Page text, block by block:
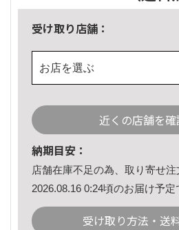
受け取り店舗：
お店を選ぶ
近くの店舗を確
納期目安：
店舗在庫不足の為、取り寄せ注
2026.08.16 0:24頃のお届け予定
受け取り方法・送